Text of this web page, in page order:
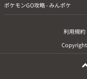
ポケモンGO攻略 - みんポケ
利用規約
Copyright